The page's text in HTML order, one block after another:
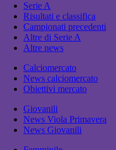
Serie A
Risultati e classifica
Campionati precedenti
Altre di Serie A
Altre news
Calciomercato
News calciomercato
Obiettivi mercato
Giovanili
News Viola Primavera
News Giovanili